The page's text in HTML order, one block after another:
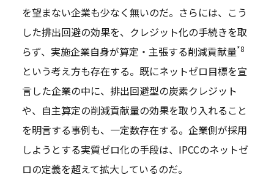
を望まない企業も少なく無いのだ。さらには、こう
した排出回避の効果を、クレジット化の手続きを取
らず、実施企業自身が算定・主張する削減貢献量*8
という考え方も存在する。既にネットゼロ目標を宣
言した企業の中に、排出回避型の炭素クレジット
や、自主算定の削減貢献量の効果を取り入れること
を明言する事例も、一定数存在する。企業側が採用
しようとする実質ゼロ化の手段は、IPCCのネットゼ
ロの定義を超えて拡大しているのだ。